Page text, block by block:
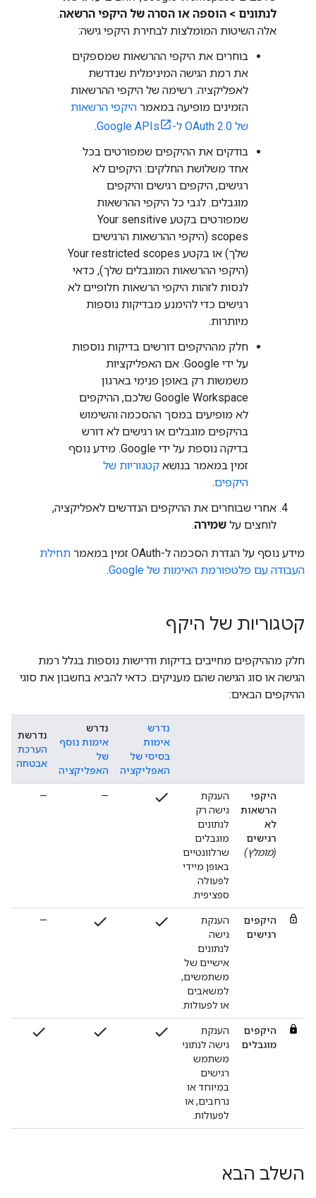
לנתונים > הוספה או הסרה של היקפי הרשאה.
אלה השיטות המומלצות לבחירת היקפי גישה:
בוחרים את היקפי ההרשאות שמספקים
את רמת הגישה המינימלית שנדרשת
לאפליקציה. רשימה של היקפי ההרשאות
הזמינים מופיעה במאמר היקפי הרשאות
של OAuth 2.0 ל-Google APIs
.
בודקים את ההיקפים שמפורטים בכל
אחד משלושת החלקים: היקפים לא
רגישים, היקפים רגישים והיקפים
מוגבלים. לגבי כל היקפי ההרשאות
שמפורטים בקטע Your sensitive
scopes (היקפי ההרשאות הרגישים
שלך) או בקטע Your restricted scopes
(היקפי ההרשאות המוגבלים שלך), כדאי
לנסות לזהות היקפי הרשאות חלופיים לא
רגישים כדי להימנע מבדיקות נוספות
מיותרות.
חלק מההיקפים דורשים בדיקות נוספות
על ידי Google. אם האפליקציות
משמשות רק באופן פנימי בארגון
Google Workspace שלכם, ההיקפים
לא מופיעים במסך ההסכמה והשימוש
בהיקפים מוגבלים או רגישים לא דורש
בדיקה נוספת על ידי Google. מידע נוסף
זמין במאמר בנושא קטגוריות של
היקפים.
אחרי שבוחרים את ההיקפים הנדרשים לאפליקציה,
לוחצים על שמירה.
מידע נוסף על הגדרת הסכמה ל-OAuth זמין במאמר
תחילת
העבודה עם פלטפורמת האימות של Google
.
קטגוריות של היקף
חלק מההיקפים מחייבים בדיקות ודרישות נוספות בגלל רמת
הגישה או סוג הגישה שהם מעניקים. כדאי להביא בחשבון את סוגי
ההיקפים הבאים:
נדרש
אימות
בסיסי של
האפליקציה
נדרש
אימות נוסף
של
האפליקציה
נדרשת
הערכת
אבטחה
היקפי
הרשאות
לא
רגישים
(מומלץ)
הענקת
גישה רק
לנתונים
מוגבלים
שרלוונטיים
באופן מיידי
לפעולה
ספציפית.
check
—
—
היקפים
רגישים
הענקת
גישה
לנתונים
אישיים של
משתמשים,
למשאבים
או לפעולות.
check
check
—
היקפים
מוגבלים
הענקת
גישה לנתוני
משתמש
רגישים
במיוחד או
נרחבים, או
לפעולות.
check
check
check
השלב הבא